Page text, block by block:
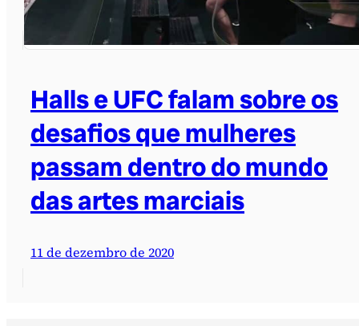
Halls e UFC falam sobre os
desafios que mulheres
passam dentro do mundo
das artes marciais
11 de dezembro de 2020